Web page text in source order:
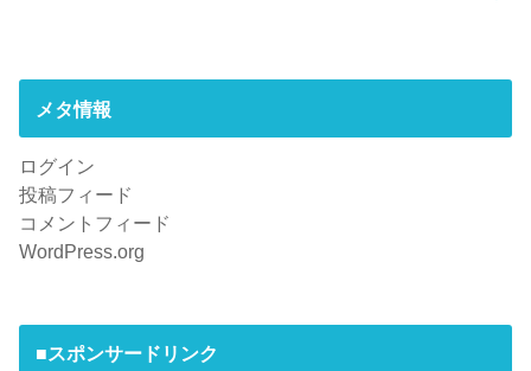
メタ情報
ログイン
投稿フィード
コメントフィード
WordPress.org
■スポンサードリンク